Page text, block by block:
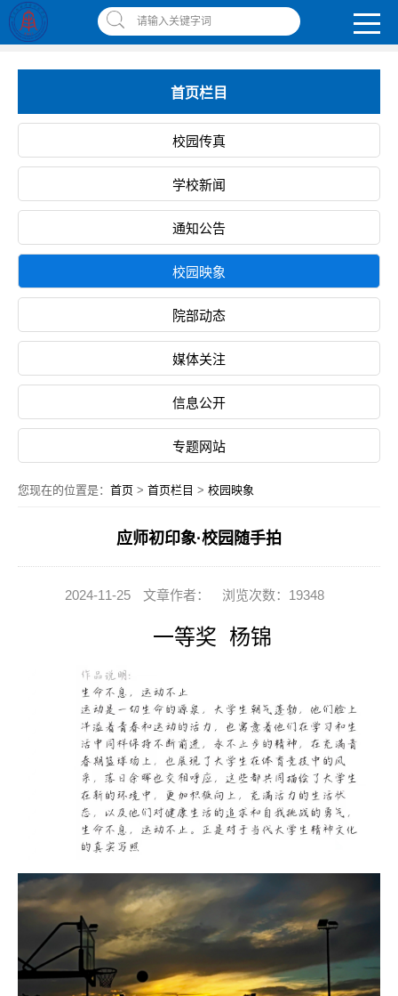
南昌应用技术师范学院，助你圆梦!
| 网上缴费平台 违反师德师风举报信箱
请输入关键字词
首页栏目
校园传真
学校新闻
通知公告
校园映象
院部动态
媒体关注
信息公开
专题网站
您现在的位置是： 首页 > 首页栏目 > 校园映象
应师初印象·校园随手拍
2024-11-25 文章作者： 浏览次数：19348
一等奖 杨锦